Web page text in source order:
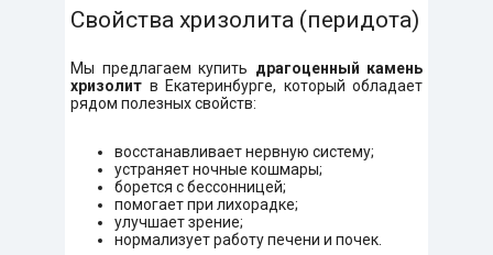
Свойства хризолита (перидота)
Мы предлагаем купить драгоценный камень
хризолит в Екатеринбурге, который обладает
рядом полезных свойств:
восстанавливает нервную систему;
устраняет ночные кошмары;
борется с бессонницей;
помогает при лихорадке;
улучшает зрение;
нормализует работу печени и почек.